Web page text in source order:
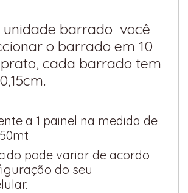
unidade barrado você
o barrado em 10
cada barrado tem
a 1 painel na medida de
pode variar de acordo
do seu